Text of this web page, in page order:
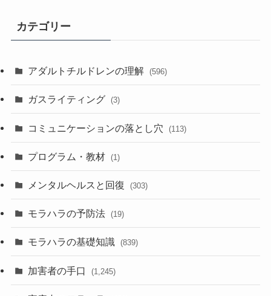
カテゴリー
アダルトチルドレンの理解 (596)
ガスライティング (3)
コミュニケーションの落とし穴 (113)
プログラム・教材 (1)
メンタルヘルスと回復 (303)
モラハラの予防法 (19)
モラハラの基礎知識 (839)
加害者の手口 (1,245)